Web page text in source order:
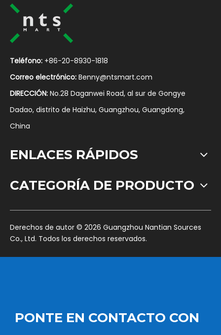
Teléfono: +86-20-8930-1818
Correo electrónico: Benny@ntsmart.com
DIRECCIÓN: No.28 Daganwei Road, al sur de Gongye
Dadao, distrito de Haizhu, Guangzhou, Guangdong,
China
ENLACES RÁPIDOS
CATEGORÍA DE PRODUCTO
​Derechos de autor © 2026 Guangzhou Nantian Sources
Co., Ltd. Todos los derechos reservados.
PONTE EN CONTACTO CON